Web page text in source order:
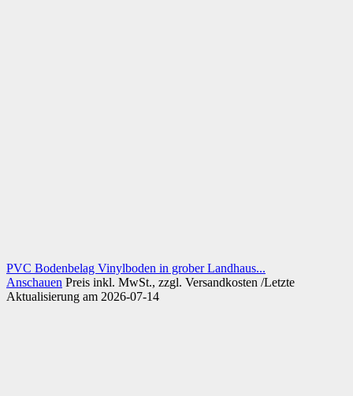
PVC Bodenbelag Vinylboden in grober Landhaus...
Anschauen Preis inkl. MwSt., zzgl. Versandkosten /Letzte
Aktualisierung am 2026-07-14